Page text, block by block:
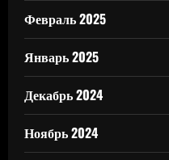
Февраль 2025
Январь 2025
Декабрь 2024
Ноябрь 2024